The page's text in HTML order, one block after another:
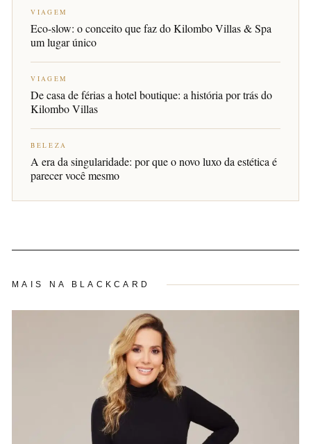
VIAGEM
Eco-slow: o conceito que faz do Kilombo Villas & Spa
um lugar único
VIAGEM
De casa de férias a hotel boutique: a história por trás do
Kilombo Villas
BELEZA
A era da singularidade: por que o novo luxo da estética é
parecer você mesmo
MAIS NA BLACKCARD